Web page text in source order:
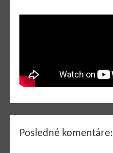
Posledné komentáre: